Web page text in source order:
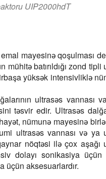
UIP2000hdT
mayesinə qoşulması
batırıldığı zond tipli
yüksək intensivliklə
ultrasəs vannası
təsvir edir. Ultrasəs
nümunə mayesinə
ultrasəs vannası və ya
nöqtəsi ilə çox aşağı
dolayı sonikasiya üçün
üçün aksesuarlardır.